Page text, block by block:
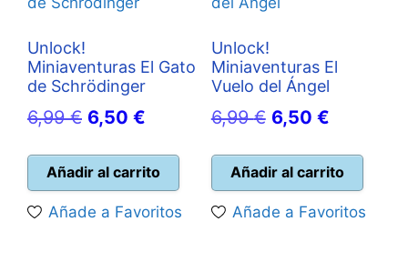
Unlock!
Miniaventuras El Gato
de Schrödinger
6,99€ El
original
era:
6,99 €.
6,50 €
actual
es:
6,50 €.
Añadir al carrito
Añade a Favoritos
Unlock!
Miniaventuras El
Vuelo del Ángel
6,99€ El
original
era:
6,99 €.
6,50 €El
actual
es:
6,50 €.
Añadir al carrito
Añade a Favoritos